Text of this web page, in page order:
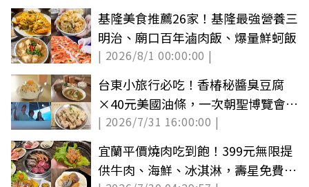
基隆美食推薦26家！基隆最強營養三
明治、廟口百年滷肉飯、爆量鮮蚵飯
| 2026/8/1 00:00:00 |
台東小旅行必吃！香椿秘醬臭豆腐
×40元美國油條，一次朝聖博覽會＋
博物館住宿
| 2026/7/31 16:00:00 |
宜蘭平價燒肉吃到飽！399元無限提
供牛肉、海鮮、冰淇淋，壽星免費吃